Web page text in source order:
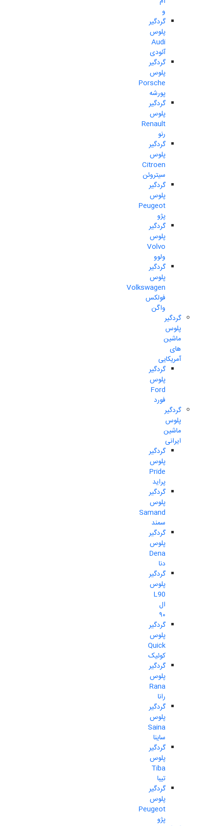
و
گردگیر
پلوس
Audi
آئودی
گردگیر
پلوس
Porsche
پورشه
گردگیر
پلوس
Renault
رنو
گردگیر
پلوس
Citroen
سیتروئن
گردگیر
پلوس
Peugeot
پژو
گردگیر
پلوس
Volvo
ولوو
گردگیر
پلوس
Volkswagen
فولکس
واگن
گردگیر
پلوس
ماشین
های
آمریکایی
گردگیر
پلوس
Ford
فورد
گردگیر
پلوس
ماشین
ایرانی
گردگیر
پلوس
Pride
پراید
گردگیر
پلوس
Samand
سمند
گردگیر
پلوس
Dena
دنا
گردگیر
پلوس
L90
ال
۹۰
گردگیر
پلوس
Quick
کوئیک
گردگیر
پلوس
Rana
رانا
گردگیر
پلوس
Saina
ساینا
گردگیر
پلوس
Tiba
تیبا
گردگیر
پلوس
Peugeot
پژو